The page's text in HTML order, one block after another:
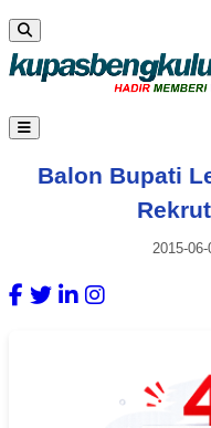
Balon Bupati
2015-06-